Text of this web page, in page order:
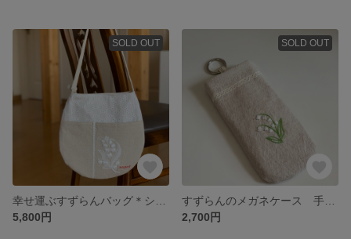
SOLD OUT
5,800円
SOLD OUT
2,700円